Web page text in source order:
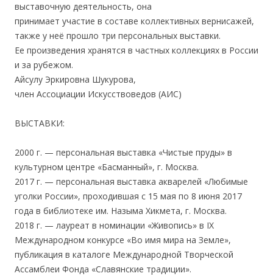
выставочную деятельность, она
принимает участие в составе коллективных вернисажей,
также у неё прошло три персональных выставки.
Ее произведения хранятся в частных коллекциях в России
и за рубежом.
Айсулу Эркировна Шукурова,
член Ассоциации Искусствоведов (АИС)
ВЫСТАВКИ:
2000 г. — персональная выставка «Чистые пруды» в
культурном центре «Басманный», г. Москва.
2017 г. — персональная выставка акварелей «Любимые
уголки России», проходившая с 15 мая по 8 июня 2017
года в библиотеке им. Назыма Хикмета, г. Москва.
2018 г. — лауреат в номинации «Живопись» в IX
Международном конкурсе «Во имя мира на Земле»,
публикация в каталоге Международной Творческой
Ассамблеи Фонда «Славянские традиции».